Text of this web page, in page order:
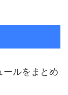
ールをまとめ